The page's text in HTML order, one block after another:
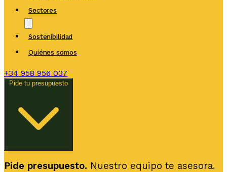
Sectores
Sostenibilidad
Quiénes somos
+34 958 956 037
Pide tu presupuesto
Pide presupuesto. Nuestro equipo te asesora.